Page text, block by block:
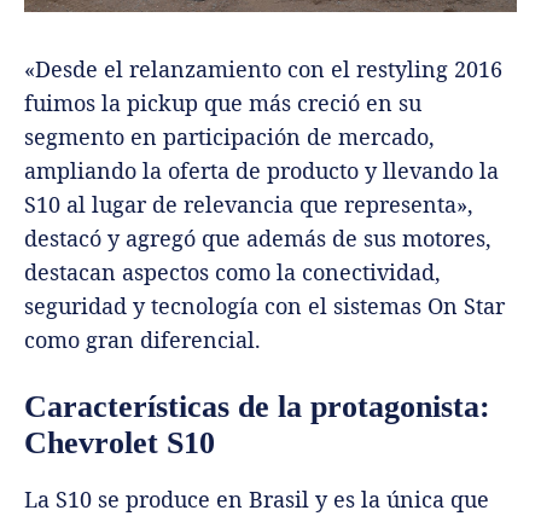
«Desde el relanzamiento con el restyling 2016
fuimos la pickup que más creció en su
segmento en participación de mercado,
ampliando la oferta de producto y llevando la
S10 al lugar de relevancia que representa»,
destacó y agregó que además de sus motores,
destacan aspectos como la conectividad,
seguridad y tecnología con el sistemas On Star
como gran diferencial.
Características de la protagonista:
Chevrolet S10
La S10 se produce en Brasil y es la única que